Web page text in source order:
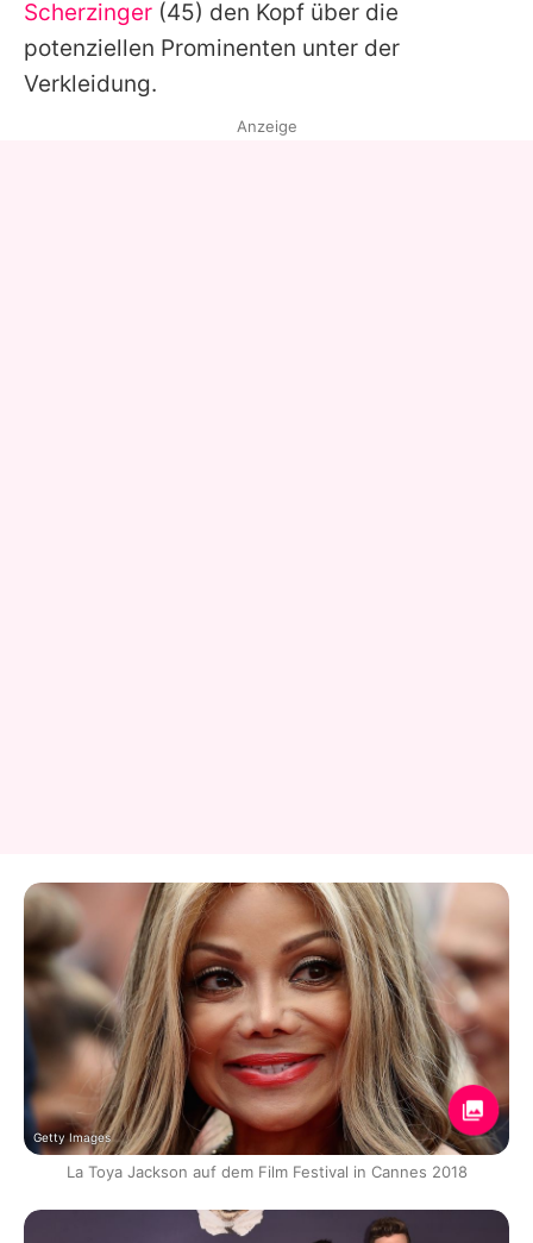
Scherzinger (45) den Kopf über die
potenziellen Prominenten unter der
Verkleidung.
Anzeige
Getty Images
La Toya Jackson auf dem Film Festival in Cannes 2018